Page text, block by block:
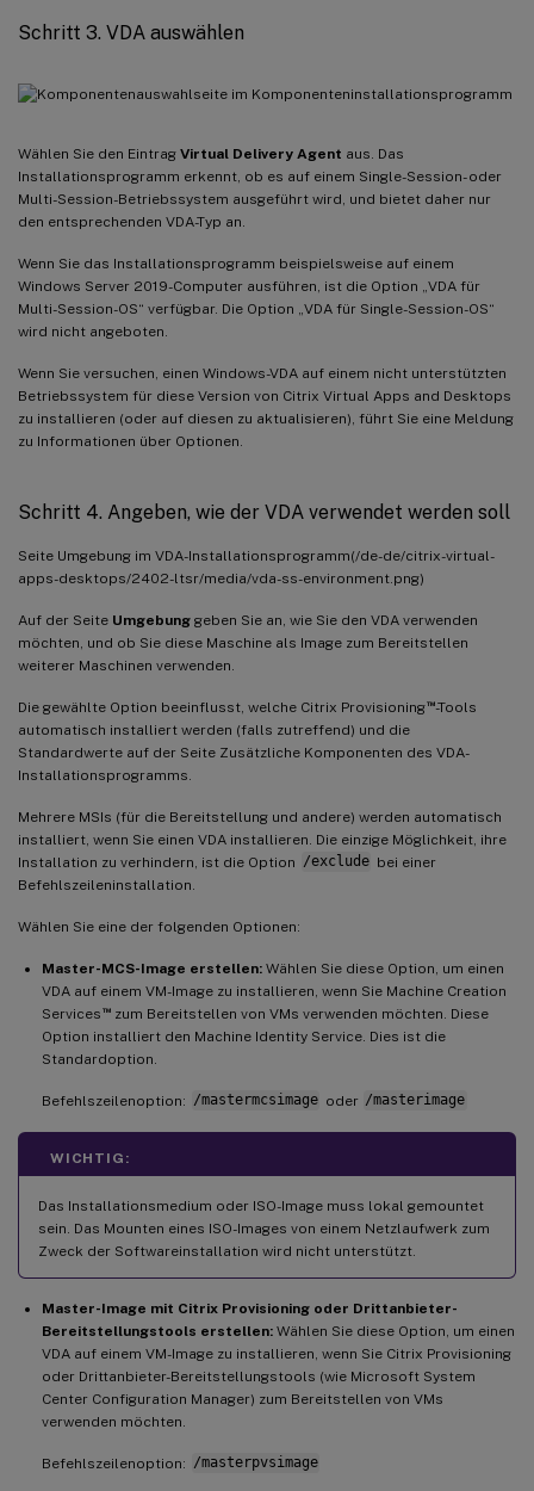
Schritt 3. VDA auswählen
Wählen Sie den Eintrag Virtual Delivery Agent aus. Das
Installationsprogramm erkennt, ob es auf einem Single-Session- oder
Multi-Session-Betriebssystem ausgeführt wird, und bietet daher nur
den entsprechenden VDA-Typ an.
Wenn Sie das Installationsprogramm beispielsweise auf einem
Windows Server 2019-Computer ausführen, ist die Option „VDA für
Multi-Session-OS“ verfügbar. Die Option „VDA für Single-Session-OS“
wird nicht angeboten.
Wenn Sie versuchen, einen Windows-VDA auf einem nicht unterstützten
Betriebssystem für diese Version von Citrix Virtual Apps and Desktops
zu installieren (oder auf diesen zu aktualisieren), führt Sie eine Meldung
zu Informationen über Optionen.
Schritt 4. Angeben, wie der VDA verwendet werden soll
Seite Umgebung im VDA-Installationsprogramm(/de-de/citrix-virtual-
apps-desktops/2402-ltsr/media/vda-ss-environment.png)
Auf der Seite Umgebung geben Sie an, wie Sie den VDA verwenden
möchten, und ob Sie diese Maschine als Image zum Bereitstellen
weiterer Maschinen verwenden.
Die gewählte Option beeinflusst, welche Citrix Provisioning™-Tools
automatisch installiert werden (falls zutreffend) und die
Standardwerte auf der Seite Zusätzliche Komponenten des VDA-
Installationsprogramms.
Mehrere MSIs (für die Bereitstellung und andere) werden automatisch
installiert, wenn Sie einen VDA installieren. Die einzige Möglichkeit, ihre
Installation zu verhindern, ist die Option /exclude bei einer
Befehlszeileninstallation.
Wählen Sie eine der folgenden Optionen:
Master-MCS-Image erstellen: Wählen Sie diese Option, um einen
VDA auf einem VM-Image zu installieren, wenn Sie Machine Creation
Services ™zum Bereitstellen von VMs verwenden möchten. Diese
Option installiert den Machine Identity Service. Dies ist die
Standardoption.
Befehlszeilenoption: /mastermcsimage oder /masterimage
WICHTIG:
Das Installationsmedium oder ISO-Image muss lokal gemountet
sein. Das Mounten eines ISO-Images von einem Netzlaufwerk zum
Zweck der Softwareinstallation wird nicht unterstützt.
Master-Image mit Citrix Provisioning oder Drittanbieter-
Bereitstellungstools erstellen: Wählen Sie diese Option, um einen
VDA auf einem VM-Image zu installieren, wenn Sie Citrix Provisioning
oder Drittanbieter-Bereitstellungstools (wie Microsoft System
Center Configuration Manager) zum Bereitstellen von VMs
verwenden möchten.
Befehlszeilenoption: /masterpvsimage